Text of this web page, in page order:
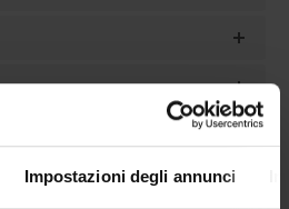
Impostazioni degli annunci